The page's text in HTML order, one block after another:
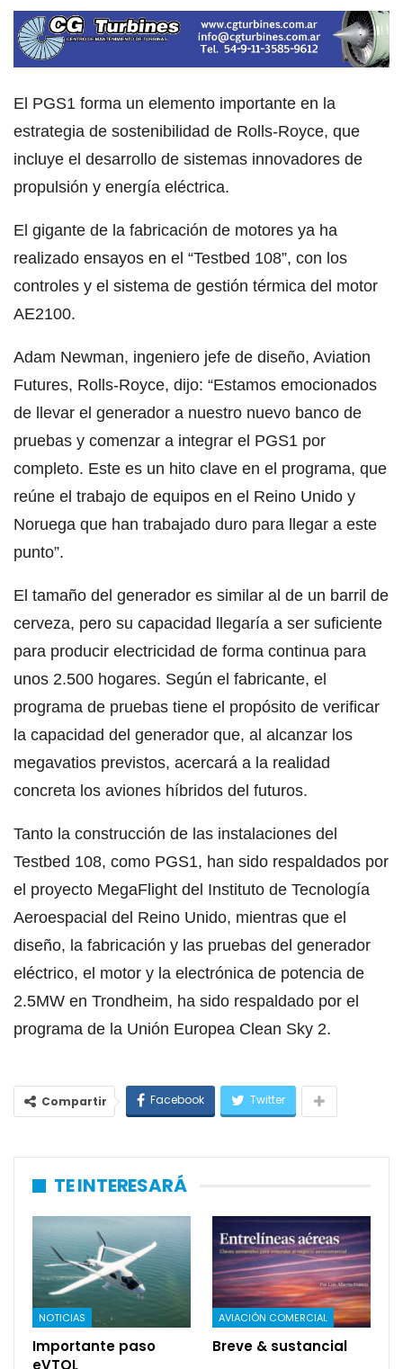
El PGS1 forma un elemento importante en la
estrategia de sostenibilidad de Rolls-Royce, que
incluye el desarrollo de sistemas innovadores de
propulsión y energía eléctrica.
El gigante de la fabricación de motores ya ha
realizado ensayos en el “Testbed 108”, con los
controles y el sistema de gestión térmica del motor
AE2100.
Adam Newman, ingeniero jefe de diseño, Aviation
Futures, Rolls-Royce, dijo: “Estamos emocionados
de llevar el generador a nuestro nuevo banco de
pruebas y comenzar a integrar el PGS1 por
completo. Este es un hito clave en el programa, que
reúne el trabajo de equipos en el Reino Unido y
Noruega que han trabajado duro para llegar a este
punto”.
El tamaño del generador es similar al de un barril de
cerveza, pero su capacidad llegaría a ser suficiente
para producir electricidad de forma continua para
unos 2.500 hogares. Según el fabricante, el
programa de pruebas tiene el propósito de verificar
la capacidad del generador que, al alcanzar los
megavatios previstos, acercará a la realidad
concreta los aviones híbridos del futuros.
Tanto la construcción de las instalaciones del
Testbed 108, como PGS1, han sido respaldados por
el proyecto MegaFlight del Instituto de Tecnología
Aeroespacial del Reino Unido, mientras que el
diseño, la fabricación y las pruebas del generador
eléctrico, el motor y la electrónica de potencia de
2.5MW en Trondheim, ha sido respaldado por el
programa de la Unión Europea Clean Sky 2.
Compartir Facebook Twitter
TE INTERESARÁ
NOTICIAS
Importante paso
eVTOL
AVIACIÓN COMERCIAL
Breve & sustancial